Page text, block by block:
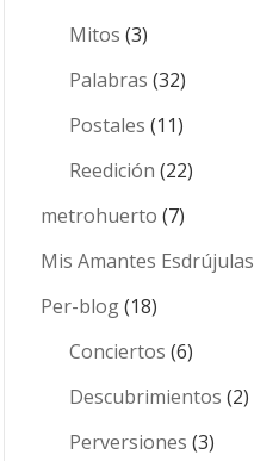
Mitos (3)
Palabras (32)
Postales (11)
Reedición (22)
metrohuerto (7)
Mis Amantes Esdrújulas
Per-blog(18)
Conciertos (6)
Descubrimientos (2)
Perversiones (3)